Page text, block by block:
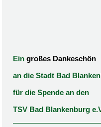
Ein großes Dankeschön
an die Stadt Bad
für die Spende an den
TSV Bad Blankenburg